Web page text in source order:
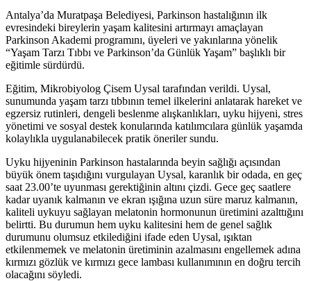
Antalya’da Muratpaşa Belediyesi, Parkinson hastalığının ilk
evresindeki bireylerin yaşam kalitesini artırmayı amaçlayan
Parkinson Akademi programını, üyeleri ve yakınlarına yönelik
“Yaşam Tarzı Tıbbı ve Parkinson’da Günlük Yaşam” başlıklı bir
eğitimle sürdürdü.
Eğitim, Mikrobiyolog Çisem Uysal tarafından verildi. Uysal,
sunumunda yaşam tarzı tıbbının temel ilkelerini anlatarak hareket ve
egzersiz rutinleri, dengeli beslenme alışkanlıkları, uyku hijyeni, stres
yönetimi ve sosyal destek konularında katılımcılara günlük yaşamda
kolaylıkla uygulanabilecek pratik öneriler sundu.
Uyku hijyeninin Parkinson hastalarında beyin sağlığı açısından
büyük önem taşıdığını vurgulayan Uysal, karanlık bir odada, en geç
saat 23.00’te uyunması gerektiğinin altını çizdi. Gece geç saatlere
kadar uyanık kalmanın ve ekran ışığına uzun süre maruz kalmanın,
kaliteli uykuyu sağlayan melatonin hormonunun üretimini azalttığını
belirtti. Bu durumun hem uyku kalitesini hem de genel sağlık
durumunu olumsuz etkilediğini ifade eden Uysal, ışıktan
etkilenmemek ve melatonin üretiminin azalmasını engellemek adına
kırmızı gözlük ve kırmızı gece lambası kullanımının en doğru tercih
olacağını söyledi.